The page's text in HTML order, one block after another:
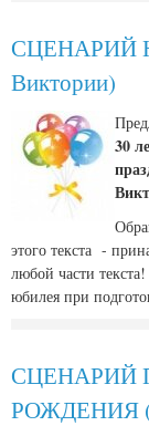
СЦЕНАРИЙ
Виктории)
30
этого текста -
любой части
юбилея при
СЦЕНАРИЙ
РОЖДЕНИЯ